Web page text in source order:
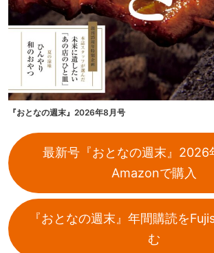
『おとなの週末』2026年8月号
最新号『おとなの週末』2026
Amazonで購入
『おとなの週末』年間購読を
む